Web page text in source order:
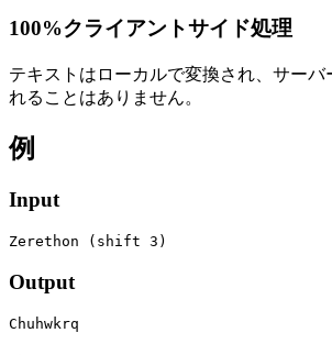
100%クライアントサイド処理
テキストはローカルで変換され、サーバ
れることはありません。
例
Input
Zerethon (shift 3)
Output
Chuhwkrq